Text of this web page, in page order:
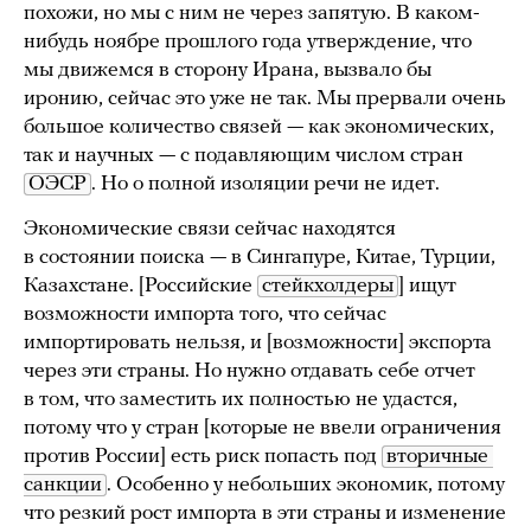
похожи, но мы с ним не через запятую. В каком-
нибудь ноябре прошлого года утверждение, что
мы движемся в сторону Ирана, вызвало бы
иронию, сейчас это уже не так. Мы прервали очень
большое количество связей — как экономических,
так и научных — с подавляющим числом стран
ОЭСР . Но о полной изоляции речи не идет.
Экономические связи сейчас находятся
в состоянии поиска — в Сингапуре, Китае, Турции,
Казахстане. [Российские стейкхолдеры
] ищут
возможности импорта того, что сейчас
импортировать нельзя, и [возможности] экспорта
через эти страны. Но нужно отдавать себе отчет
в том, что заместить их полностью не удастся,
потому что у стран [которые не ввели ограничения
против России] есть риск попасть под вторичные
санкции . Особенно у небольших экономик, потому
что резкий рост импорта в эти страны и изменение